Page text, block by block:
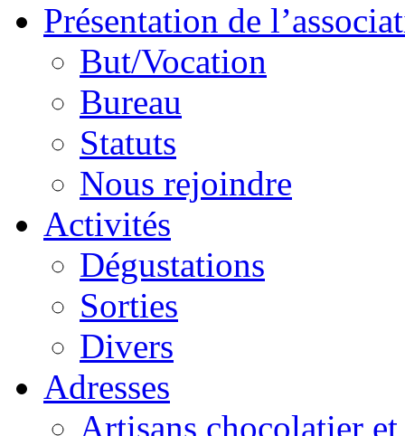
Présentation de
But/Vocation
Bureau
Statuts
Nous rejoindre
Activités
Dégustations
Sorties
Divers
Adresses
Artisans chocolatier